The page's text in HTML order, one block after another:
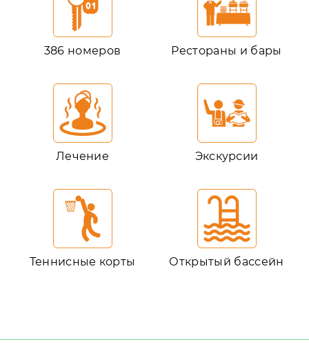
386 номеров Рестораны и бары
Лечение Экскурсии
Теннисные корты Открытый бассейн